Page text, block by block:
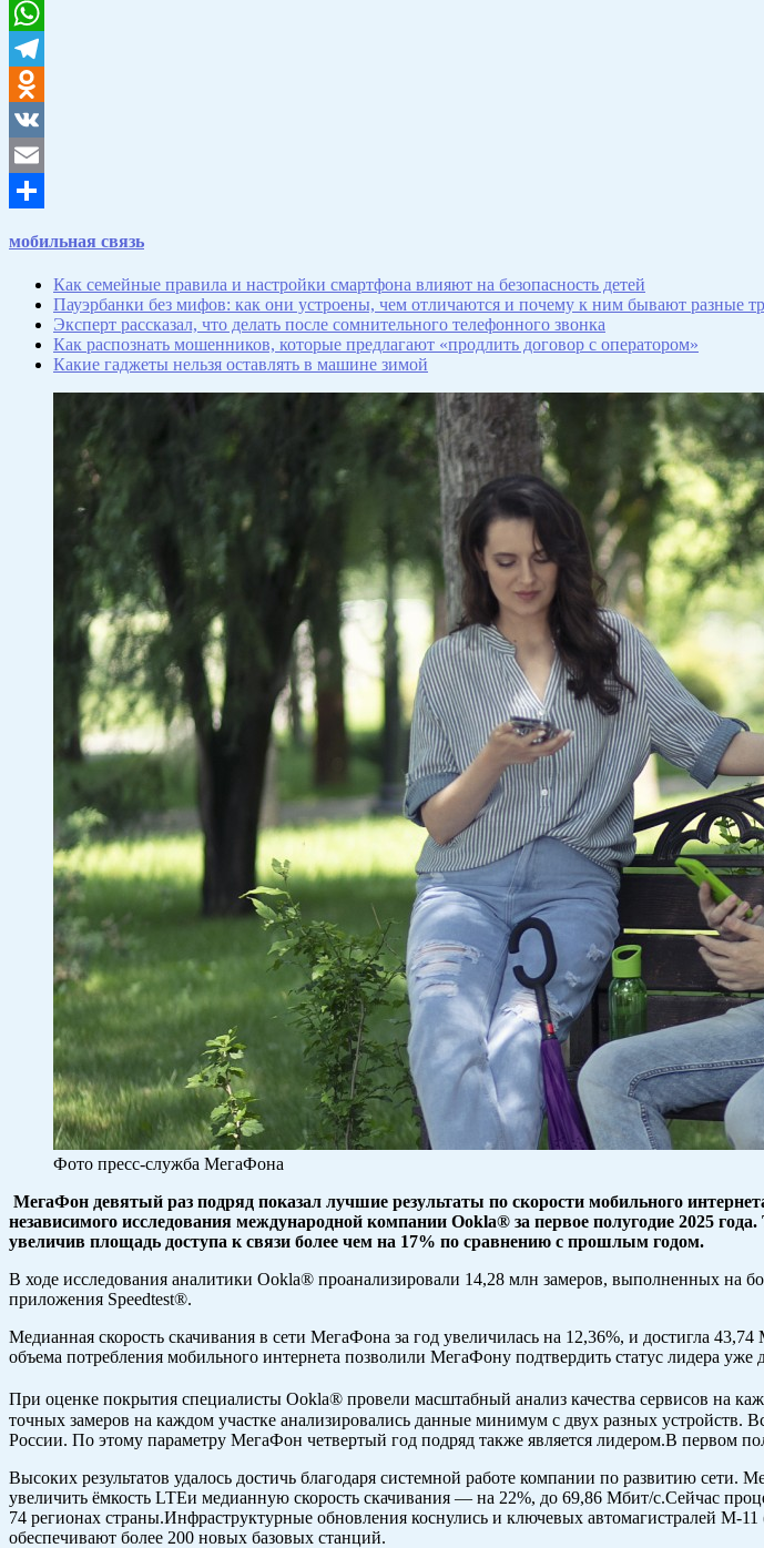
WhatsApp
Telegram
Odnoklassniki
VK
Email
мобильная связь
Как семейные правила и настройки смартфона влияют на безопасность детей
Пауэрбанки без мифов: как они устроены, чем отличаются и почему к ним бывают разные
Эксперт рассказал, что делать после сомнительного телефонного звонка
Как распознать мошенников, которые предлагают «продлить договор с оператором»
Какие гаджеты нельзя оставлять в машине зимой
Фото пресс-служба МегаФона
МегаФон девятый раз подряд показал лучшие результаты по скорости мобильного
независимого исследования международной компании Ookla® за первое полугодие 2025
увеличив площадь доступа к связи более чем на 17% по сравнению с прошлым годом.
В ходе исследования аналитики Ookla® проанализировали 14,28 млн замеров, выполненных на
приложения Speedtest®.
Медианная скорость скачивания в сети МегаФона за год увеличилась на 12,36%, и достигла
объема потребления мобильного интернета позволили МегаФону подтвердить статус лидера уже
При оценке покрытия специалисты Ookla® провели масштабный анализ качества сервисов на
точных замеров на каждом участке анализировались данные минимум с двух разных устройств.
России. По этому параметру МегаФон четвертый год подряд также является лидером.В первом
Высоких результатов удалось достичь благодаря системной работе компании по развитию
увеличить ёмкость LTEи медианную скорость скачивания — на 22%, до 69,86 Мбит/с.Сейчас
74 регионах страны.Инфраструктурные обновления коснулись и ключевых автомагистралей
обеспечивают более 200 новых базовых станций.